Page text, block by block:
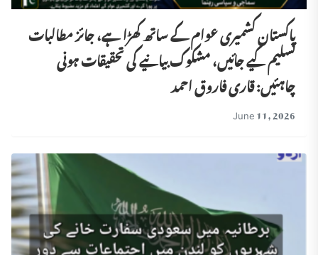
پاکستان کشمیری عوام کے ساتھ کھڑا ہے، جائز مطالبات
تسلیم کیے جائیں، مشکوک بیانیے کی تحقیقات ہونی
چاہئیں: قاری فاروق احمد
June 11, 2026